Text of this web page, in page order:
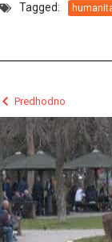
Tagged:
Predhodno